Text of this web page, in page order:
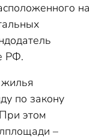
на
РФ.
жилья
по закону
этом
–